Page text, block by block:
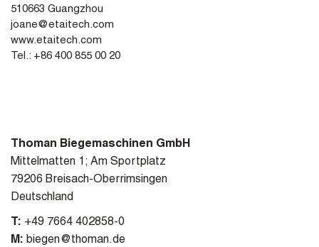
510663 Guangzhou
joane@etaitech.com
www.etaitech.com
Tel.: +86 400 855 00 20
Thoman Biegemaschinen GmbH
Mittelmatten 1; Am Sportplatz
79206 Breisach-Oberrimsingen
Deutschland
T: +49 7664 402858-0
M: biegen@thoman.de